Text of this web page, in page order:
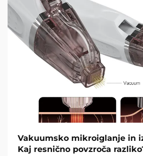
Vakuumsko mikroiglanje in
Kaj resnično povzroča